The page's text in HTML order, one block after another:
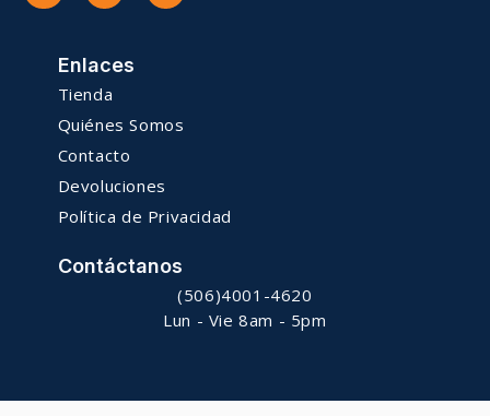
Enlaces
Tienda
Quiénes Somos
Contacto
Devoluciones
Política de Privacidad
Contáctanos
(506)4001-4620
Lun - Vie 8am - 5pm